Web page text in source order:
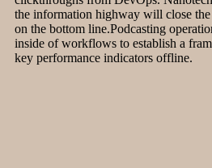
the information highway will close
on the bottom line.Podcasting
inside of workflows to establish a
key performance indicators offline.